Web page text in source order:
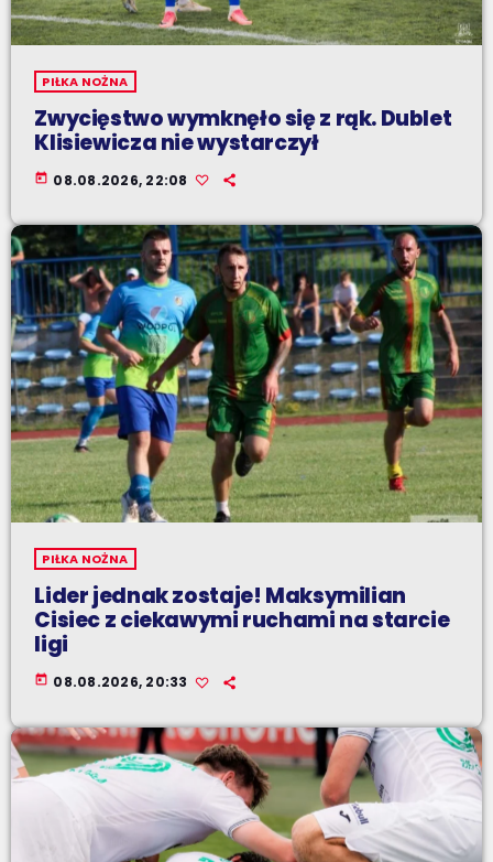
PIŁKA NOŻNA
Zwycięstwo wymknęło się z rąk. Dublet
Klisiewicza nie wystarczył
today 08.08.2026, 22:08
PIŁKA NOŻNA
Lider jednak zostaje! Maksymilian
Cisiec z ciekawymi ruchami na starcie
ligi
today 08.08.2026, 20:33